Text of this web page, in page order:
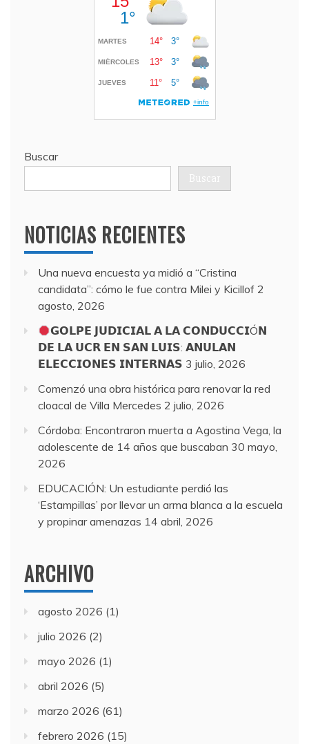
Buscar
Buscar
NOTICIAS RECIENTES
Una nueva encuesta ya midió a “Cristina
candidata”: cómo le fue contra Milei y Kicillof 2
agosto, 2026
𝗚𝗢𝗟𝗣𝗘 𝗝𝗨𝗗𝗜𝗖𝗜𝗔𝗟 𝗔 𝗟𝗔 𝗖𝗢𝗡𝗗𝗨𝗖𝗖𝗜Ó𝗡
𝗗𝗘 𝗟𝗔 𝗨𝗖𝗥 𝗘𝗡 𝗦𝗔𝗡 𝗟𝗨𝗜𝗦: 𝗔𝗡𝗨𝗟𝗔𝗡
𝗘𝗟𝗘𝗖𝗖𝗜𝗢𝗡𝗘𝗦 𝗜𝗡𝗧𝗘𝗥𝗡𝗔𝗦 3 julio, 2026
Comenzó una obra histórica para renovar la red
cloacal de Villa Mercedes 2 julio, 2026
Córdoba: Encontraron muerta a Agostina Vega, la
adolescente de 14 años que buscaban 30 mayo,
2026
EDUCACIÓN: Un estudiante perdió las
‘Estampillas’ por llevar un arma blanca a la escuela
y propinar amenazas 14 abril, 2026
ARCHIVO
agosto 2026 (1)
julio 2026 (2)
mayo 2026 (1)
abril 2026 (5)
marzo 2026 (61)
febrero 2026 (15)